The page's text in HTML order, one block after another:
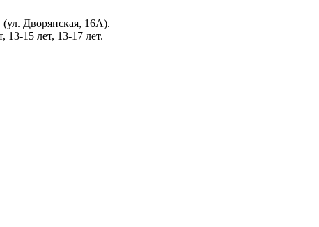
(ул. Дворянская, 16А).
15 лет, 13-17 лет.